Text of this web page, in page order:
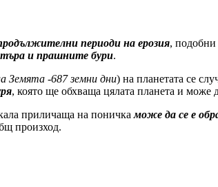
периоди на ерозия, подобни
и прашните бури.
Земята -687 земни дни) на планетата се
, която ще обхваща цялата планета и може
приличаща на поничкаможе да се е
произход.